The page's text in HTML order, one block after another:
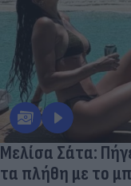
Μελίσα Σάτα:
τα πλήθη με το